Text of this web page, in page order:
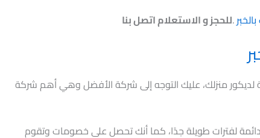
.للحجز و الاستعلام اتصل بنا
منزلك، عليك التوجه إلى شركة الأفضل وهي أهم شركة
لفترات طويلة جدًا، كما أنك تحصل على خصومات وتقوم